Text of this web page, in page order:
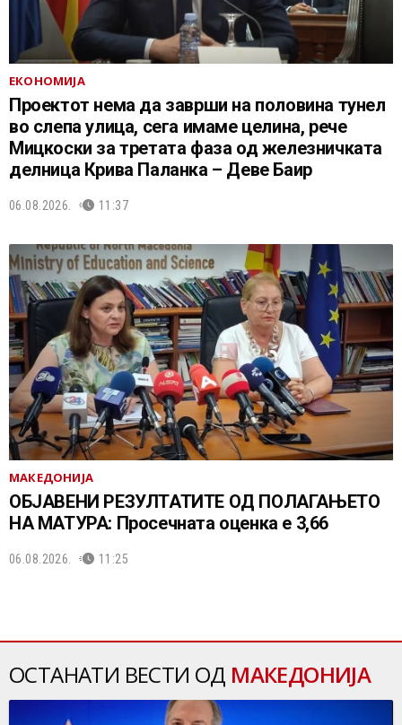
ЕКОНОМИЈА
Проектот нема да заврши на половина тунел
во слепа улица, сега имаме целина, рече
Мицкоски за третата фаза од железничката
делница Крива Паланка – Деве Баир
06.08.2026. 11:37
МАКЕДОНИЈА
ОБЈАВЕНИ РЕЗУЛТАТИТЕ ОД ПОЛАГАЊЕТО
НА МАТУРА: Просечната оценка е 3,66
06.08.2026. 11:25
ОСТАНАТИ ВЕСТИ ОД МАКЕДОНИЈА